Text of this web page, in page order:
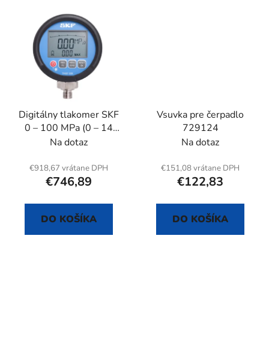
Digitálny tlakomer SKF
0 – 100 MPa (0 – 14
500 psi), priemer 79
Na dotaz
€918,67 vrátane DPH
€746,89
DO KOŠÍKA
Vsuvka pre čerpadlo
729124
Na dotaz
€151,08 vrátane DPH
€122,83
DO KOŠÍKA